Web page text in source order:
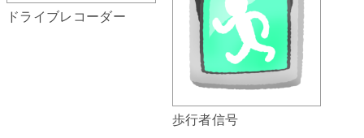
ドライブレコーダー
歩行者信号